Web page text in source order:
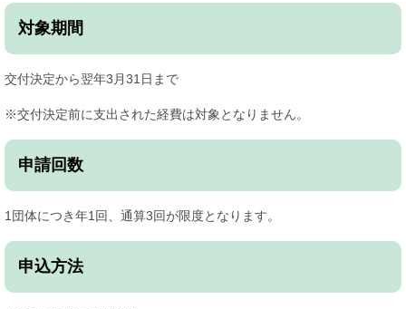
対象期間
交付決定から翌年3月31日まで
※交付決定前に支出された経費は対象となりません。
申請回数
1団体につき年1回、通算3回が限度となります。
申込方法